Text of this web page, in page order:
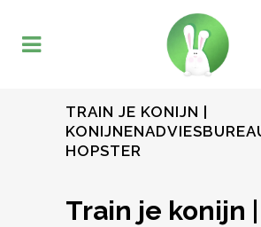
TRAIN JE KONIJN |
HOPSTER
Train je konijn |